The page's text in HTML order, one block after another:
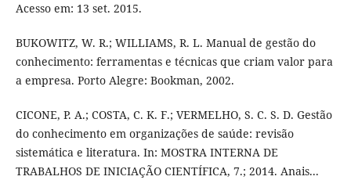
Acesso em: 13 set. 2015.
BUKOWITZ, W. R.; WILLIAMS, R. L. Manual de gestão do
conhecimento: ferramentas e técnicas que criam valor para
a empresa. Porto Alegre: Bookman, 2002.
CICONE, P. A.; COSTA, C. K. F.; VERMELHO, S. C. S. D. Gestão
do conhecimento em organizações de saúde: revisão
sistemática e literatura. In: MOSTRA INTERNA DE
TRABALHOS DE INICIAÇÃO CIENTÍFICA, 7.; 2014. Anais...